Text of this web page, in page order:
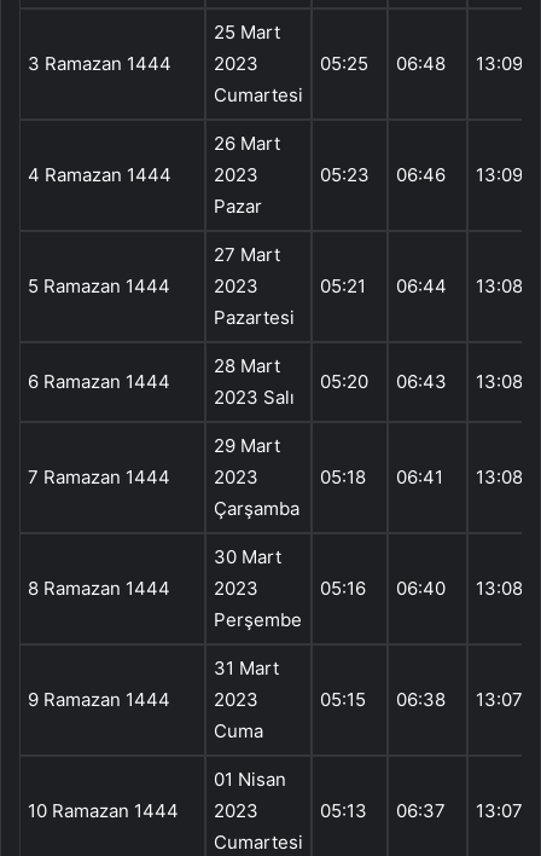
3 Ramazan 1444
25 Mart
2023
Cumartesi
05:25 06:48 13:09
4 Ramazan 1444
26 Mart
2023
Pazar
05:23 06:46 13:09
5 Ramazan 1444
27 Mart
2023
Pazartesi
05:21 06:44 13:08
6 Ramazan 1444
28 Mart
2023 Salı
05:20 06:43 13:08
7 Ramazan 1444
29 Mart
2023
Çarşamba
05:18 06:41 13:08
8 Ramazan 1444
30 Mart
2023
Perşembe
05:16 06:40 13:08
9 Ramazan 1444
31 Mart
2023
Cuma
05:15 06:38 13:07
10 Ramazan 1444
01 Nisan
2023
Cumartesi
05:13 06:37 13:07